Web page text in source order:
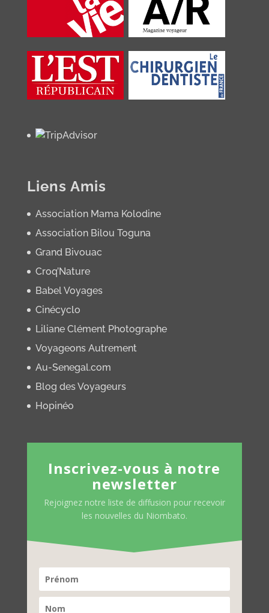
Liens Amis
Association Mama Kolodine
Association Bilou Toguna
Grand Bivouac
Croq’Nature
Babel Voyages
Cinécyclo
Liliane Clément Photographe
Voyageons Autrement
Au-Senegal.com
Blog des Voyageurs
Hopinéo
Inscrivez-vous à notre
newsletter
Rejoignez notre liste de diffusion pour recevoir
les nouvelles du Niombato.